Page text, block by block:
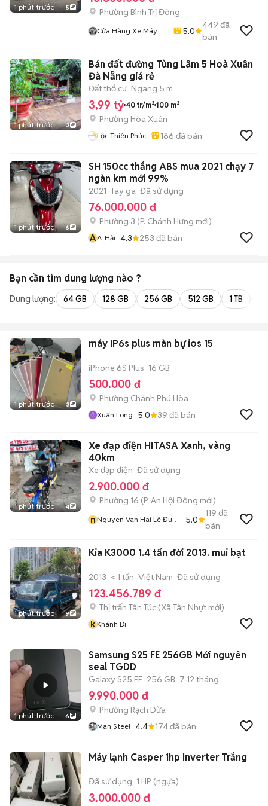
1 phút trước 5 Phường Bình Trị Đông
Cửa Hàng Xe Máy
5.0
449 đã
bán
1 phút trước 3
Bán đất đường Tùng Lâm 5 Hoà Xuân
Đà Nẵng giá rẻ
Đất thổ cư Ngang 5 m
3,99 tỷ 40 tr/m² 100 m²
Phường Hòa Xuân
Lộc Thiên Phúc 186 đã bán
1 phút trước 6
SH 150cc thắng ABS mua 2021 chạy 7
ngàn km mới 99%
2021 Tay ga Đã sử dụng
76.000.000 đ
Phường 3 (P. Chánh Hưng mới)
AA. Hải 4.3 253 đã bán
Bạn cần tìm dung lượng nào ?
Dung lượng: 64 GB 128 GB 256 GB 512 GB 1 TB
1 phút trước 3
máy IP6s plus màn bự ios 15
iPhone 6S Plus 16 GB
500.000 đ
Phường Chánh Phú Hòa
Xuân Long 5.0 39 đã bán
1 phút trước 4
Xe đạp điện HITASA Xanh, vàng
40km
Xe đạp điện Đã sử dụng
2.900.000 đ
Phường 16 (P. An Hội Đông mới)
nNguyen Van Hai Lê Đuc
Dụng Giá Re
5.0
119 đã
bán
1 phút trước 9
Kia K3000 1.4 tấn đời 2013. mui bạt
2013 < 1 tấn Việt Nam Đã sử dụng
123.456.789 đ
Thị trấn Tân Túc (Xã Tân Nhựt mới)
k Khánh Di
1 phút trước 6
Samsung S25 FE 256GB Mới nguyên
seal TGDD
Galaxy S25 FE 256 GB 7-12 tháng
9.990.000 đ
Phường Rạch Dừa
Man Steel 4.4 174đã bán
Máy lạnh Casper 1hp Inverter Trắng
Đã sử dụng 1 HP (ngựa)
3.000.000 đ